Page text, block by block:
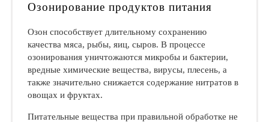
Озонирование продуктов питания
Озон способствует длительному сохранению
качества мяса, рыбы, яиц, сыров. В процессе
озонирования уничтожаются микробы и бактерии,
вредные химические вещества, вирусы, плесень, а
также значительно снижается содержание нитратов в
овощах и фруктах.
Питательные вещества при правильной обработке не